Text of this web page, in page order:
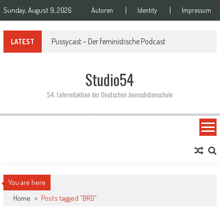
Skip to content
Sunday, August 9, 2026 Autoren Identity Impressum
LATEST Pussycast – Der feministische Podcast
Studio54
54. Lehrredaktion der Deutschen Journalistenschule
You are here
Home > Posts tagged "BRD"